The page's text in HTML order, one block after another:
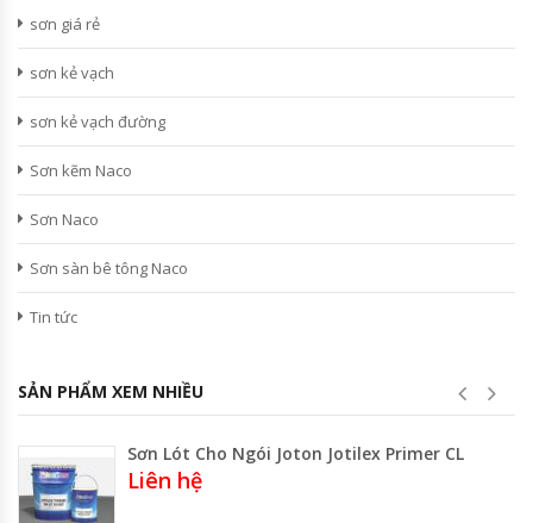
sơn giá rẻ
sơn kẻ vạch
sơn kẻ vạch đường
Sơn kẽm Naco
Sơn Naco
Sơn sàn bê tông Naco
Tin tức
SẢN PHẨM XEM NHIỀU
Sơn Lót Cho Ngói Joton Jotilex Primer CL
Liên hệ